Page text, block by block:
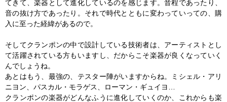
てきて、楽器として進化しているのを感じます。音程であったり、
音の抜け方であったり。それで時代とともに変わっていっての、購
入に至った経緯があるので。
そしてクランポンの中で設計している技術者は、アーティストとし
て活躍されている方もいますし、だからこそ楽器が良くなっていく
んでしょうね。
あとはもう、最強の、テスター陣がいますからね。ミシェル・アリ
ニヨン、パスカル・モラゲス、ローマン・ギュイヨ…
クランポンの楽器がどんなふうに進化していくのか、これからも楽